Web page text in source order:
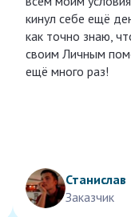
кинул себе ещё
как точно знаю,
своим Личным
ещё много раз!
Станислав
Заказчик